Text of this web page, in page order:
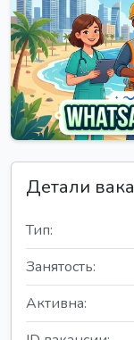
Детали
Тип:
Занятость:
Активна: